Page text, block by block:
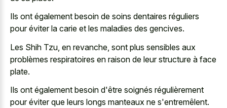
Ils ont également besoin de soins dentaires réguliers
pour éviter la carie et les maladies des gencives.
Les Shih Tzu, en revanche, sont plus sensibles aux
problèmes respiratoires en raison de leur structure à face
plate.
Ils ont également besoin d'être soignés régulièrement
pour éviter que leurs longs manteaux ne s'entremêlent.